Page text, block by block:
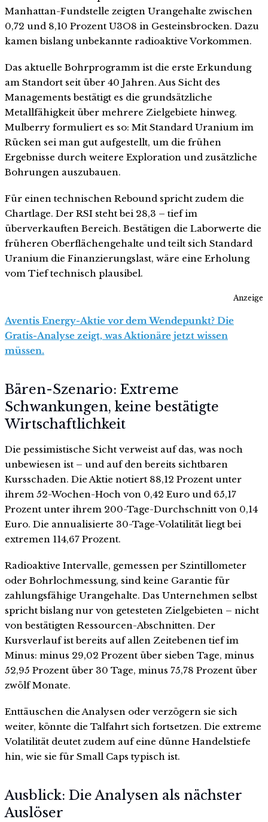
Manhattan-Fundstelle zeigten Urangehalte zwischen
0,72 und 8,10 Prozent U3O8 in Gesteinsbrocken. Dazu
kamen bislang unbekannte radioaktive Vorkommen.
Das aktuelle Bohrprogramm ist die erste Erkundung
am Standort seit über 40 Jahren. Aus Sicht des
Managements bestätigt es die grundsätzliche
Metallfähigkeit über mehrere Zielgebiete hinweg.
Mulberry formuliert es so: Mit Standard Uranium im
Rücken sei man gut aufgestellt, um die frühen
Ergebnisse durch weitere Exploration und zusätzliche
Bohrungen auszubauen.
Für einen technischen Rebound spricht zudem die
Chartlage. Der RSI steht bei 28,3 – tief im
überverkauften Bereich. Bestätigen die Laborwerte die
früheren Oberflächengehalte und teilt sich Standard
Uranium die Finanzierungslast, wäre eine Erholung
vom Tief technisch plausibel.
Anzeige
Aventis Energy-Aktie vor dem Wendepunkt? Die
Gratis-Analyse zeigt, was Aktionäre jetzt wissen
müssen.
Bären-Szenario: Extreme
Schwankungen, keine bestätigte
Wirtschaftlichkeit
Die pessimistische Sicht verweist auf das, was noch
unbewiesen ist – und auf den bereits sichtbaren
Kursschaden. Die Aktie notiert 88,12 Prozent unter
ihrem 52-Wochen-Hoch von 0,42 Euro und 65,17
Prozent unter ihrem 200-Tage-Durchschnitt von 0,14
Euro. Die annualisierte 30-Tage-Volatilität liegt bei
extremen 114,67 Prozent.
Radioaktive Intervalle, gemessen per Szintillometer
oder Bohrlochmessung, sind keine Garantie für
zahlungsfähige Urangehalte. Das Unternehmen selbst
spricht bislang nur von getesteten Zielgebieten – nicht
von bestätigten Ressourcen-Abschnitten. Der
Kursverlauf ist bereits auf allen Zeitebenen tief im
Minus: minus 29,02 Prozent über sieben Tage, minus
52,95 Prozent über 30 Tage, minus 75,78 Prozent über
zwölf Monate.
Enttäuschen die Analysen oder verzögern sie sich
weiter, könnte die Talfahrt sich fortsetzen. Die extreme
Volatilität deutet zudem auf eine dünne Handelstiefe
hin, wie sie für Small Caps typisch ist.
Ausblick: Die Analysen als nächster
Auslöser